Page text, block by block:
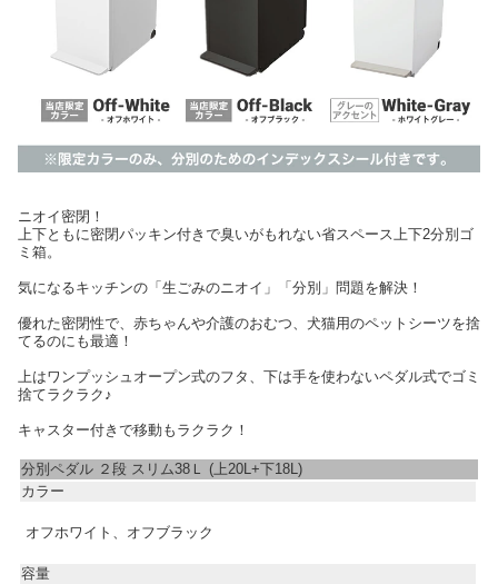
ニオイ密閉！
上下ともに密閉パッキン付きで臭いがもれない省スペース上下2分別ゴ
ミ箱。
気になるキッチンの「生ごみのニオイ」「分別」問題を解決！
優れた密閉性で、赤ちゃんや介護のおむつ、犬猫用のペットシーツを捨
てるのにも最適！
上はワンプッシュオープン式のフタ、下は手を使わないペダル式でゴミ
捨てラクラク♪
キャスター付きで移動もラクラク！
分別ペダル ２段 スリム38Ｌ (上20L+下18L)
カラー
オフホワイト、オフブラック
容量